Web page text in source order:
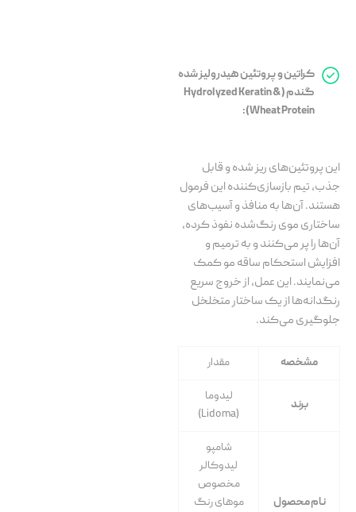
کراتین و پروتئین هیدرولیز شده
گندم (Hydrolyzed Keratin &
Wheat Protein):
این پروتئین‌های ریز شده و قابل
جذب، تیم بازسازی‌کننده این فرمول
هستند. آن‌ها به منافذ و آسیب‌های
ساختاری موی رنگ‌شده نفوذ کرده،
آن‌ها را پر می‌کنند و به ترمیم و
افزایش استحکام ساقه مو کمک
می‌نمایند. این عمل، از خروج سریع
رنگدانه‌ها از یک ساختار متخلخل
جلوگیری می‌کند.
مشخصه مقدار
برند
لیدوما
(Lidoma)
نام محصول
شامپو
لیدوکالر
مخصوص
موهای رنگ